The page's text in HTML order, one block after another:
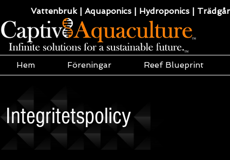
Vattenbruk | Aquaponics | Hydroponics |
Hem Föreningar Reef Blueprint
Integritetspolicy